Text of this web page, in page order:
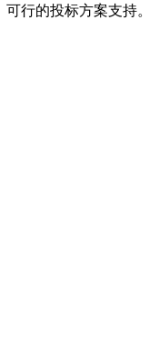
行的投标方案支持。